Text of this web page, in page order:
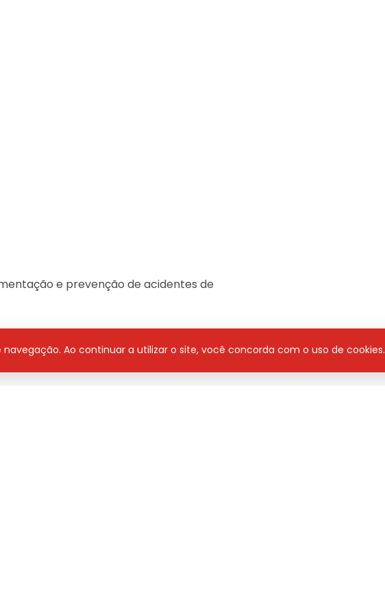
e prevenção de acidentes de
rodovias na Baixada Maranhense
Ao continuar a utilizar o site, você concorda com o uso de cookies.